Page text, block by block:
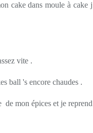
cake dans moule à cake j
vite .
ball 's encore chaudes .
de mon épices et je reprend